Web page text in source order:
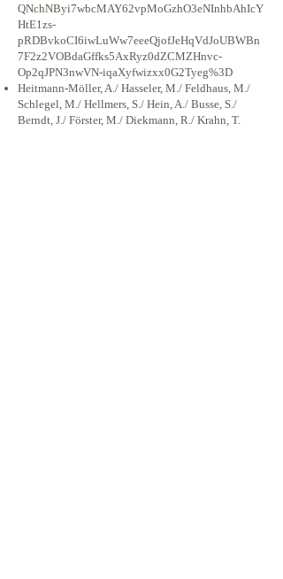
QNchNByi7wbcMAY62vpMoGzhO3eNInhbAhIcY
HtE1zs-
pRDBvkoCI6iwLuWw7eeeQjofJeHqVdJoUBWBn
7F2z2VOBdaGffks5AxRyz0dZCMZHnvc-
Op2qJPN3nwVN-iqaXyfwizxx0G2Tyeg%3D
Heitmann‐Möller, A./ Hasseler, M./ Feldhaus, M./
Schlegel, M./ Hellmers, S./ Hein, A./ Busse, S./
Berndt, J./ Förster, M./ Diekmann, R./ Krahn, T.